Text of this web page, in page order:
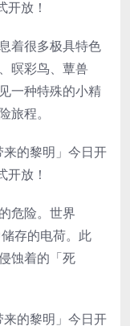
着很多极具特色
暝彩鸟、蕈兽
一种特殊的小精
旅程。
危险。世界
存的电荷。此
蚀着的「死